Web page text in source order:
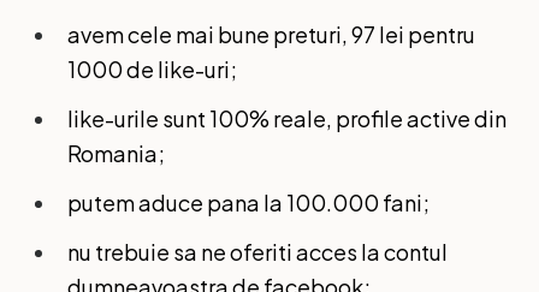
avem cele mai bune preturi, 97 lei pentru
1000 de like-uri;
like-urile sunt 100% reale, profile active din
Romania;
putem aduce pana la 100.000 fani;
nu trebuie sa ne oferiti acces la contul